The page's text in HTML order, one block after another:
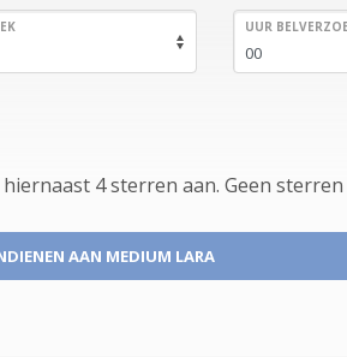
UUR
4 sterren aan. Geen sterren
AAN MEDIUM LARA